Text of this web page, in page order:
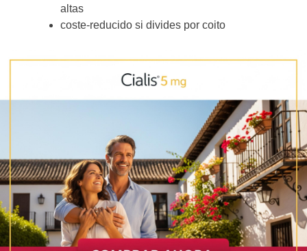
altas
coste-reducido si divides por coito